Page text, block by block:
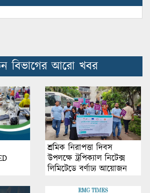
বিভাগের আরো খবর
শ্রমিক নিরাপত্তা দিবস
উপলক্ষে ট্রপিক্যাল নিটেক্স
লিমিটেডে বর্ণাঢ্য আয়োজন